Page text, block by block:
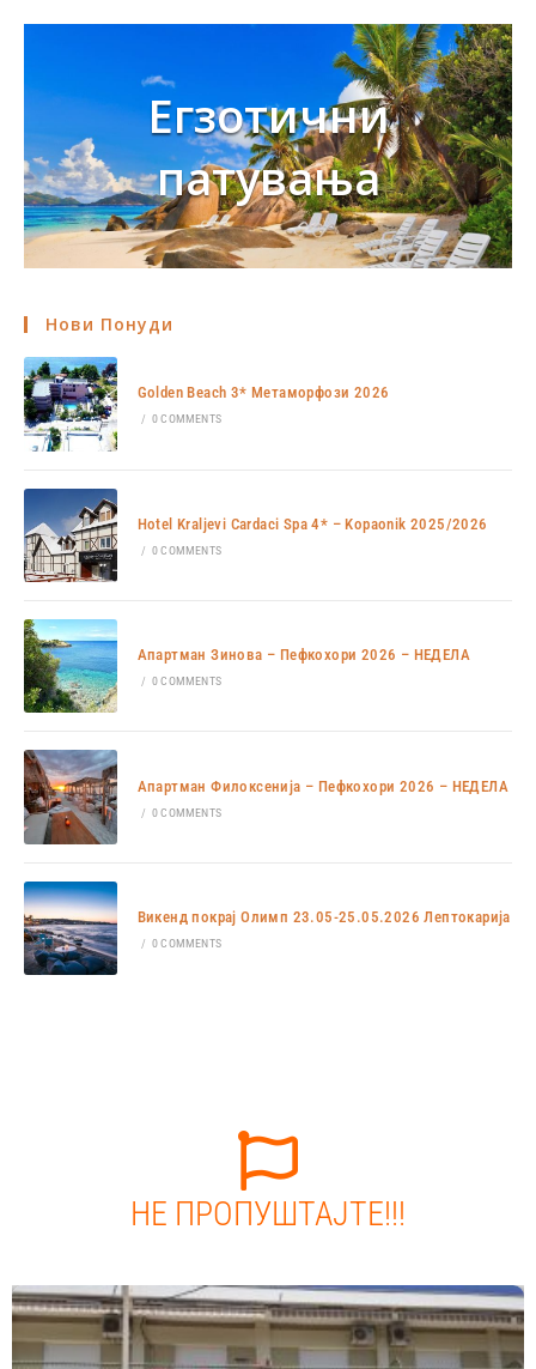
Егзотични
патувања
Нови Понуди
Golden Beach 3* Метаморфози 2026
/ 0 COMMENTS
Hotel Kraljevi Cardaci Spa 4* – Kopaonik 2025/2026
/ 0 COMMENTS
Апартман Зинова – Пефкохори 2026 – НЕДЕЛА
/ 0 COMMENTS
Апартман Филоксенија – Пефкохори 2026 – НЕДЕЛА
/ 0 COMMENTS
Викенд покрај Олимп 23.05-25.05.2026 Лептокарија
/ 0 COMMENTS
НЕ ПРОПУШТАЈТЕ!!!